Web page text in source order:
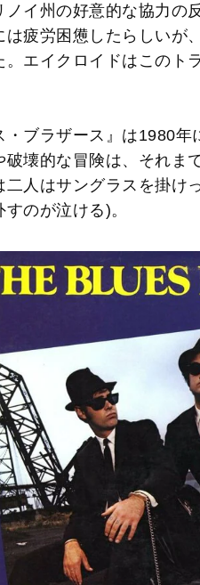
ノイ州の好意的な協力の
は疲労困憊したらしいが
。エイクロイドはこのト
・ブラザース』は1980
破壊的な冒険は、それま
二人はサングラスを掛け
のが泣ける)。